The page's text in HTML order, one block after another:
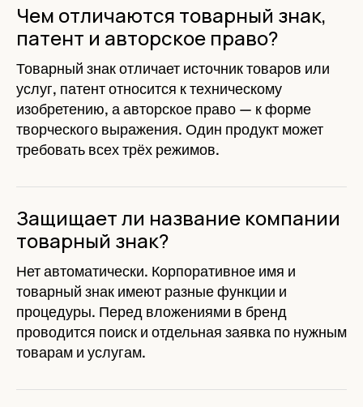
Чем отличаются товарный знак,
патент и авторское право?
Товарный знак отличает источник товаров или
услуг, патент относится к техническому
изобретению, а авторское право — к форме
творческого выражения. Один продукт может
требовать всех трёх режимов.
Защищает ли название компании
товарный знак?
Нет автоматически. Корпоративное имя и
товарный знак имеют разные функции и
процедуры. Перед вложениями в бренд
проводится поиск и отдельная заявка по нужным
товарам и услугам.